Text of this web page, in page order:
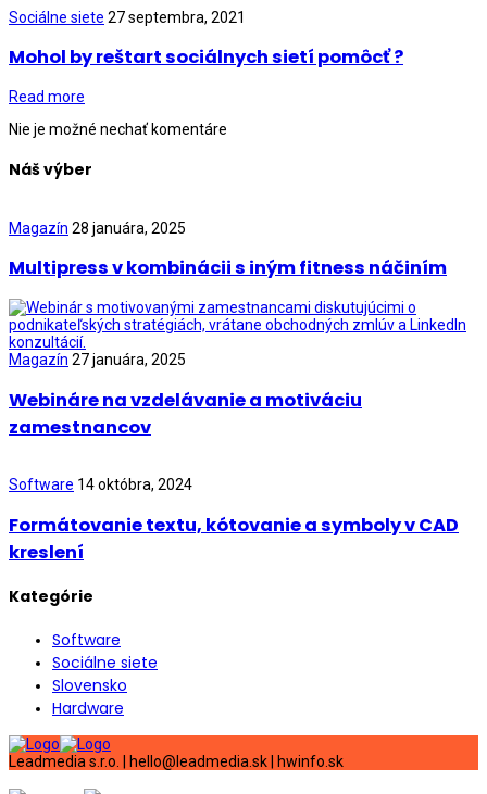
Sociálne siete 27 septembra, 2021
Mohol by reštart sociálnych sietí pomôcť ?
Read more
Nie je možné nechať komentáre
Náš výber
Magazín 28 januára, 2025
Multipress v kombinácii s iným fitness náčiním
Magazín 27 januára, 2025
Webináre na vzdelávanie a motiváciu
zamestnancov
Software 14 októbra, 2024
Formátovanie textu, kótovanie a symboly v CAD
kreslení
Kategórie
Software
Sociálne siete
Slovensko
Hardware
Leadmedia s.r.o. | hello@leadmedia.sk | hwinfo.sk